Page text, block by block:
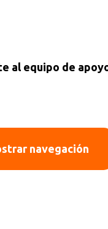
al equipo de
navegación